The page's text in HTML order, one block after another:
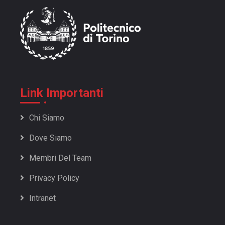
Weird Inside
17/18 | 39: Anni 80/84 Weird Inside 2049
17/18 | 38: Anni 80/84 Super Weirdos Bros
17/18 | 37: Anni 80/84 Weird per grandi e piccini
17/18 | 34: Anni 75/79 Quant'è bello WEIRD INSIDE da
rifiutare
17/18 | 32: Anni 70/74 Hello Weird
17/18 | 29: Anni 65/69 Non voglio mica la Luna
17/18 | 28: Anni 65/69 Le Stelle senza frontiere
Link Importanti
Chi Siamo
Dove Siamo
Membri Del Team
Privacy Policy
Intranet